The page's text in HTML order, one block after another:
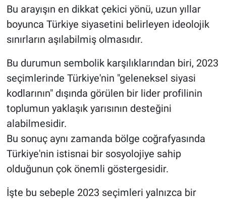
Bu arayışın en dikkat çekici yönü, uzun yıllar
boyunca Türkiye siyasetini belirleyen ideolojik
sınırların aşılabilmiş olmasıdır.
Bu durumun sembolik karşılıklarından biri, 2023
seçimlerinde Türkiye'nin "geleneksel siyasi
kodlarının" dışında görülen bir lider profilinin
toplumun yaklaşık yarısının desteğini
alabilmesidir.
Bu sonuç aynı zamanda bölge coğrafyasında
Türkiye'nin istisnai bir sosyolojiye sahip
olduğunun çok önemli göstergesidir.
İşte bu sebeple 2023 seçimleri yalnızca bir